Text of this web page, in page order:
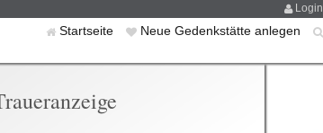
Login
Startseite Neue Gedenkstätte anlegen